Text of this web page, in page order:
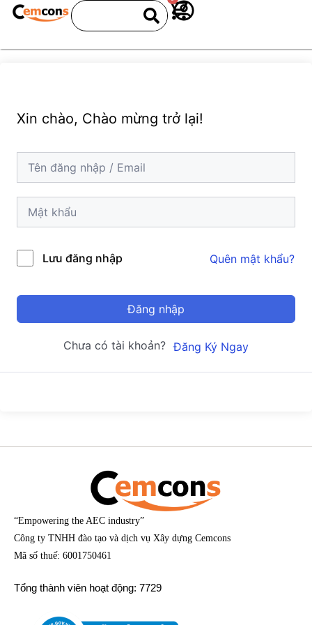
Xin chào, Chào mừng trở lại!
Lưu đăng nhập Quên mật khẩu?
Đăng nhập
Chưa có tài khoản? Đăng Ký Ngay
“Empowering the AEC industry”
Công ty TNHH đào tạo và dịch vụ Xây dựng Cemcons
Mã số thuế: 6001750461
Tổng thành viên hoạt động: 7729